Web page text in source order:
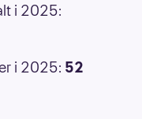
i 2025:
i 2025: 52